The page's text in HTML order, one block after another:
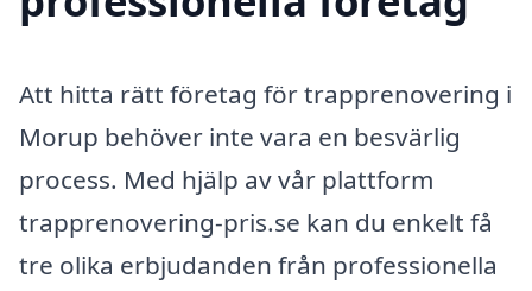
Att hitta rätt företag för trapprenovering i
Morup behöver inte vara en besvärlig
process. Med hjälp av vår plattform
trapprenovering-pris.se kan du enkelt få
tre olika erbjudanden från professionella